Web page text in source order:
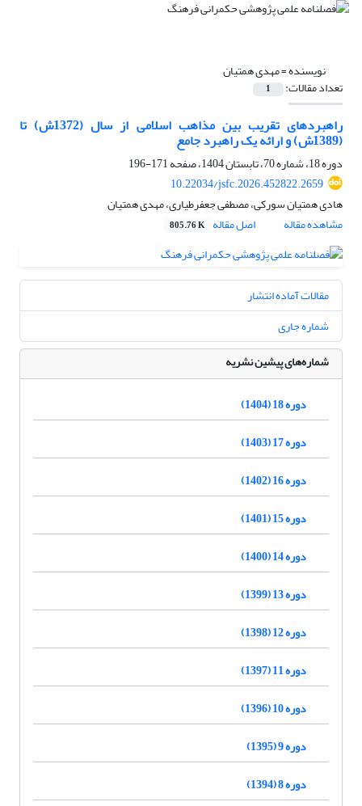
نویسنده =مهدی همتیان
تعداد مقالات: 1
راهبردهای تقریب بین مذاهب اسلامی از سال (1372ش) تا
(1389ش) و ارائه یک راهبرد جامع
دوره 18، شماره 70، تابستان 1404، صفحه
171-196
10.22034/jsfc.2026.452822.2659
هادی همتیان سورکی، مصطفی جعفرطیاری، مهدی همتیان
مشاهده مقاله
اصل مقاله 805.76 K
مقالات آماده انتشار
شماره جاری
شماره‌های پیشین نشریه
دوره 18 (1404)
دوره 17 (1403)
دوره 16 (1402)
دوره 15 (1401)
دوره 14 (1400)
دوره 13 (1399)
دوره 12 (1398)
دوره 11 (1397)
دوره 10 (1396)
دوره 9 (1395)
دوره 8 (1394)